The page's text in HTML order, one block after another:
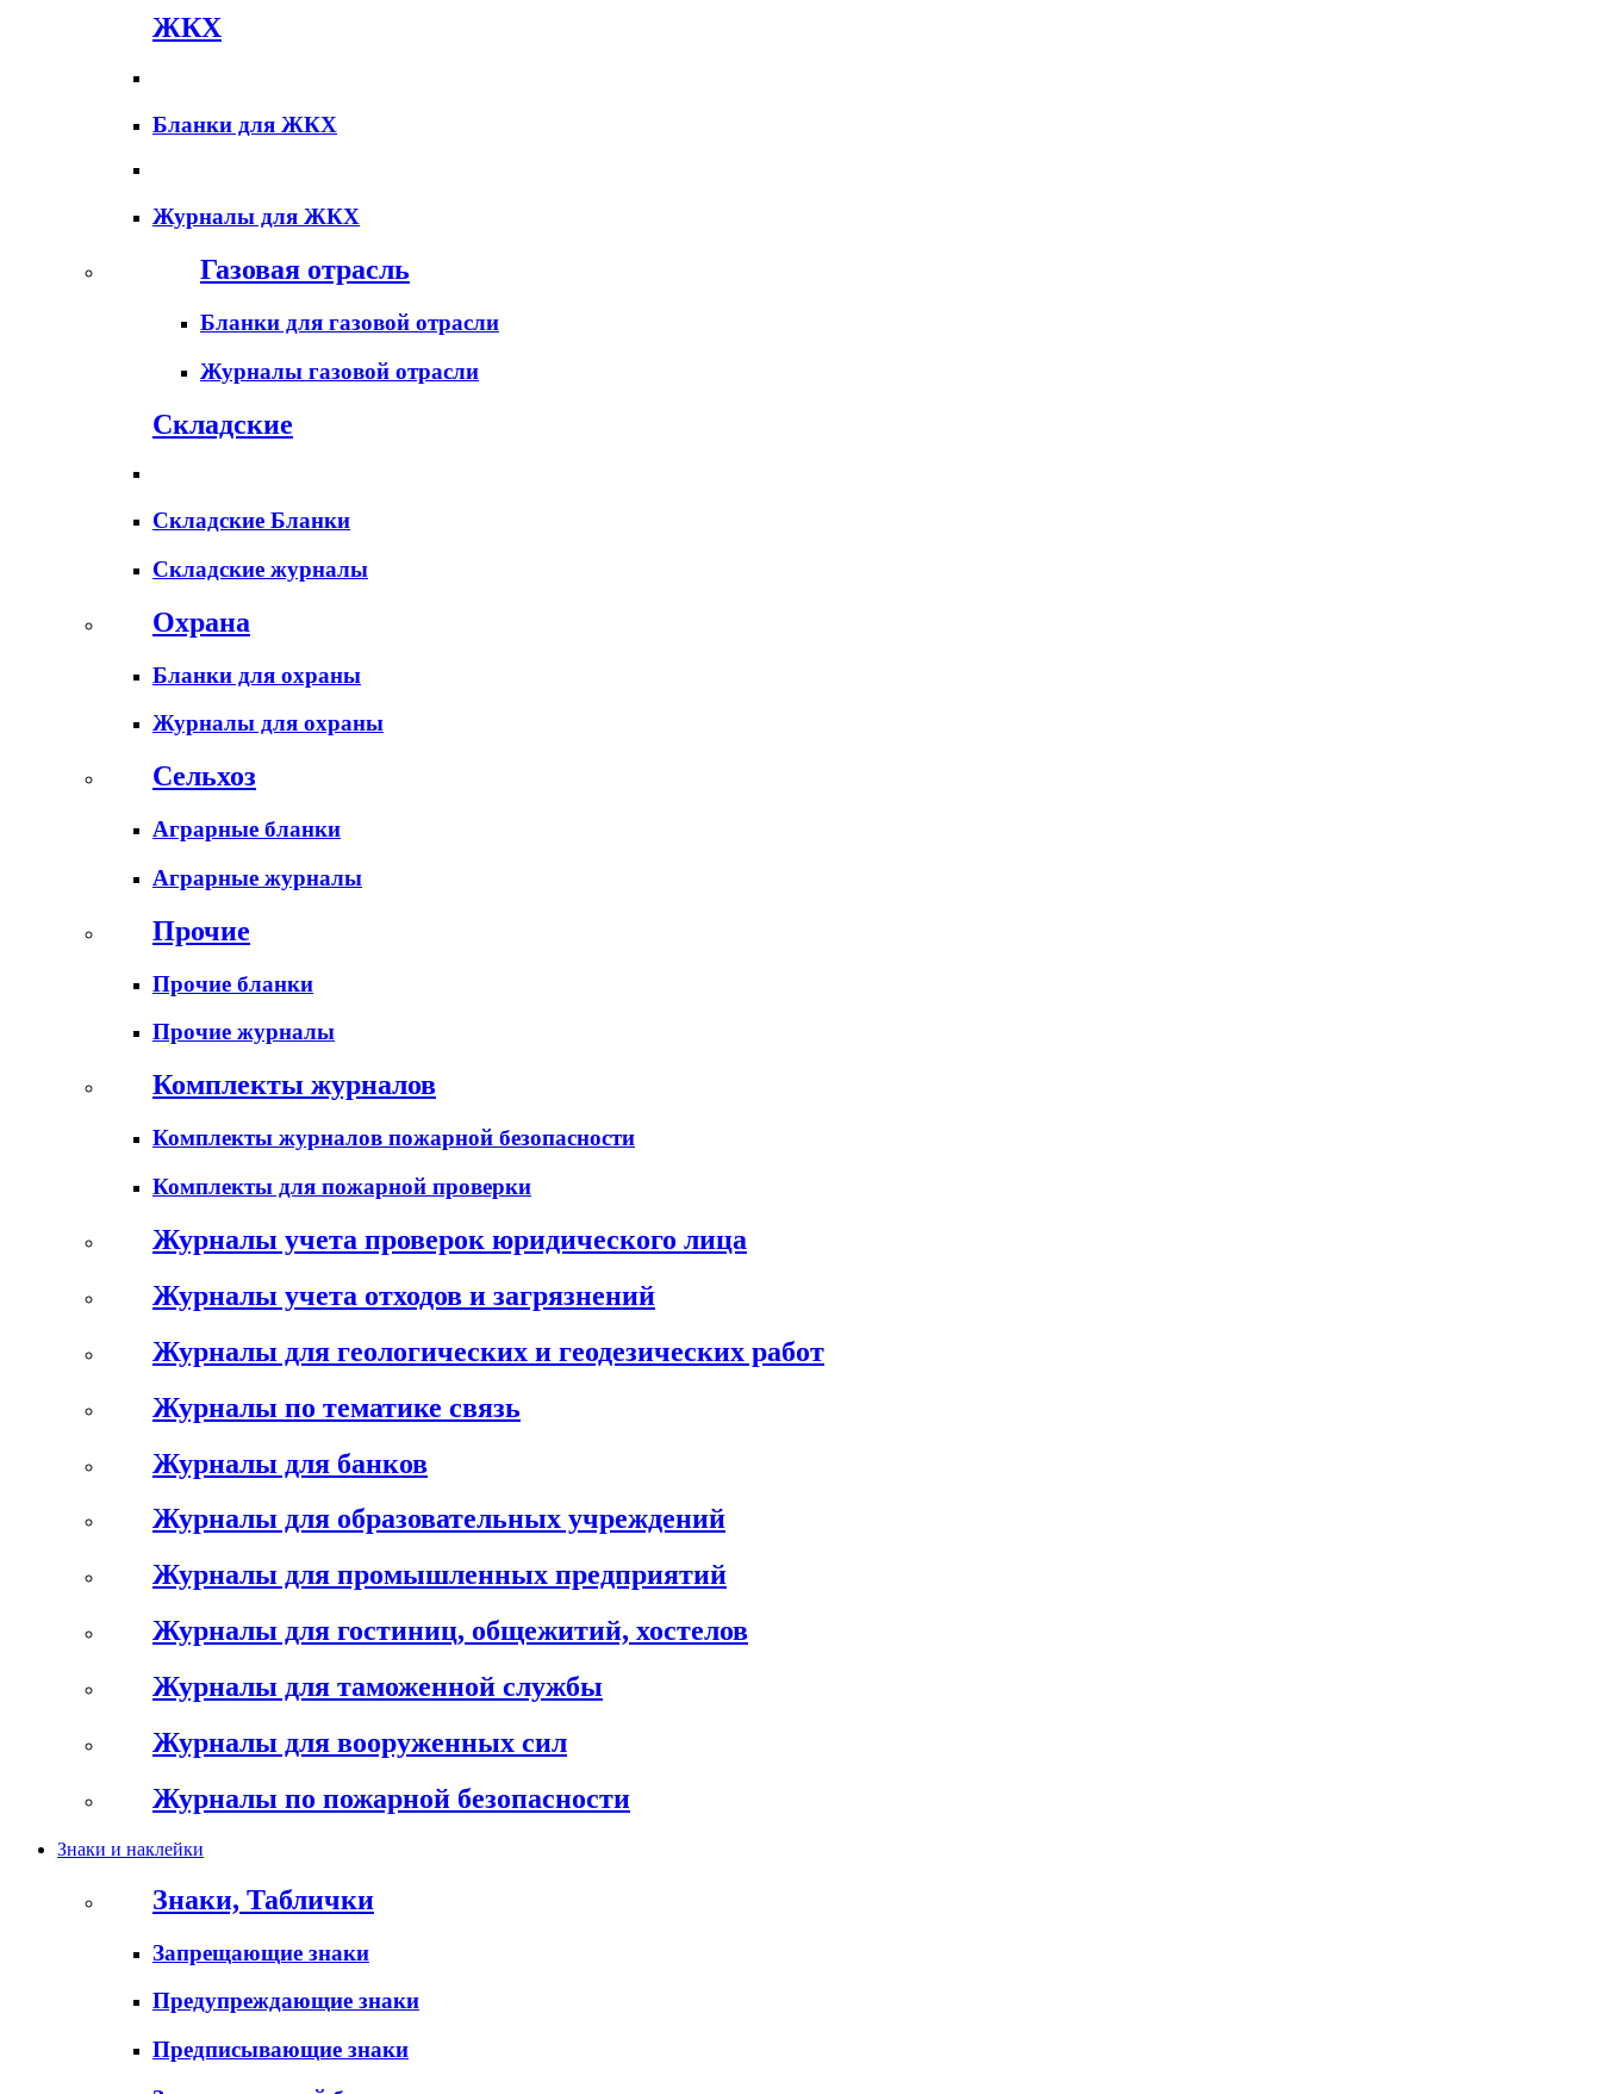
ЖКХ
Бланки для ЖКХ
Журналы для ЖКХ
Газовая отрасль
Бланки для газовой отрасли
Журналы газовой отрасли
Складские
Складские Бланки
Складские журналы
Охрана
Бланки для охраны
Журналы для охраны
Сельхоз
Аграрные бланки
Аграрные журналы
Прочие
Прочие бланки
Прочие журналы
Комплекты журналов
Комплекты журналов пожарной безопасности
Комплекты для пожарной проверки
Журналы учета проверок юридического лица
Журналы учета отходов и загрязнений
Журналы для геологических и геодезических работ
Журналы по тематике связь
Журналы для банков
Журналы для образовательных учреждений
Журналы для промышленных предприятий
Журналы для гостиниц, общежитий, хостелов
Журналы для таможенной службы
Журналы для вооруженных сил
Журналы по пожарной безопасности
Знаки и наклейки
Знаки, Таблички
Запрещающие знаки
Предупреждающие знаки
Предписывающие знаки